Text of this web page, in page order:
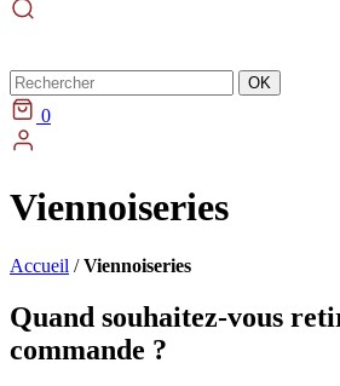
Rechercher OK
0
Viennoiseries
Accueil /Viennoiseries
Quand souhaitez-vous
commande ?